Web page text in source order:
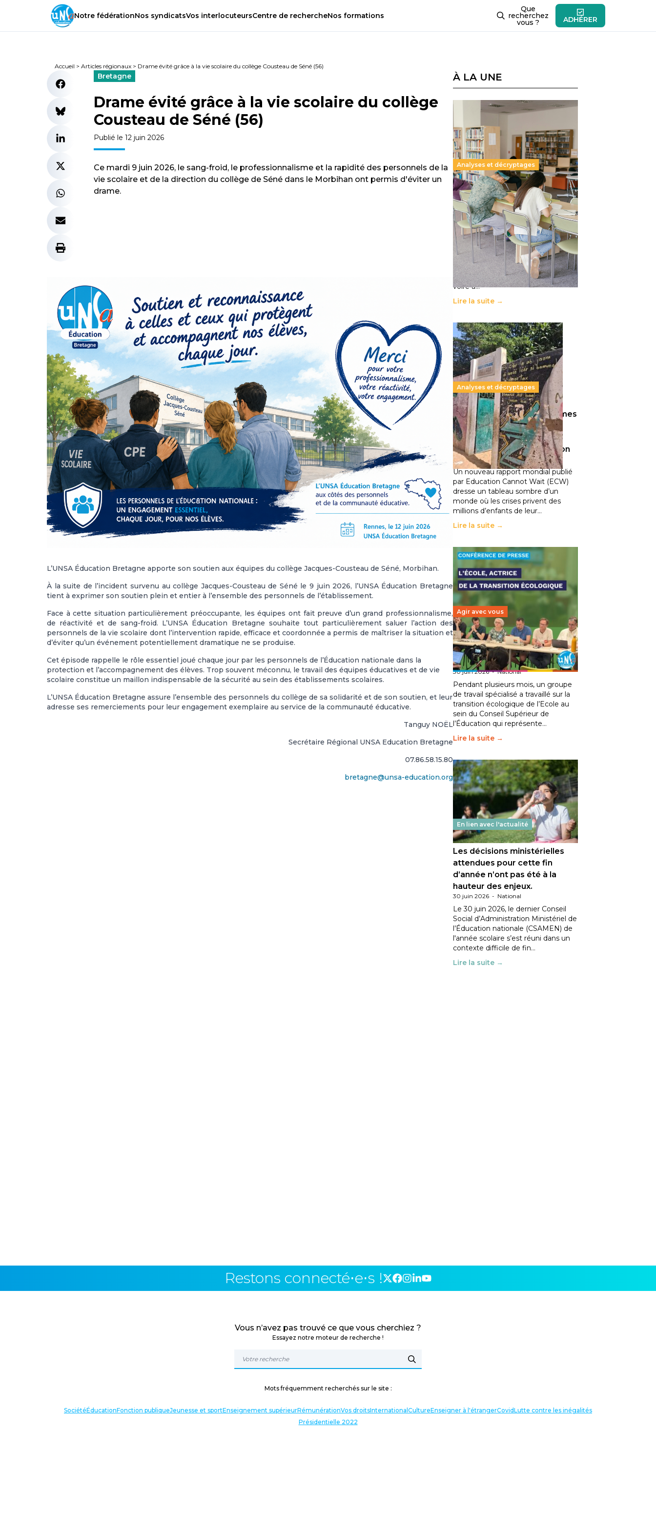
Notre fédérationNos syndicatsVos interlocuteursCentre de rechercheNos formations
Que
recherchez
vous ? ADHÉRER
Accueil > Articles régionaux > Drame évité grâce à la vie scolaire du collège Cousteau de Séné (56)
Bretagne
Drame évité grâce à la vie scolaire du collège
Cousteau de Séné (56)
Publié le 12 juin 2026
Ce mardi 9 juin 2026, le sang-froid, le professionnalisme et la rapidité des personnels de la
vie scolaire et de la direction du collège de Séné dans le Morbihan ont permis d'éviter un
drame.
L’UNSA Éducation Bretagne apporte son soutien aux équipes du collège Jacques-Cousteau de Séné, Morbihan.
À la suite de l’incident survenu au collège Jacques-Cousteau de Séné le 9 juin 2026, l’UNSA Éducation Bretagne
tient à exprimer son soutien plein et entier à l’ensemble des personnels de l’établissement.
Face à cette situation particulièrement préoccupante, les équipes ont fait preuve d’un grand professionnalisme,
de réactivité et de sang-froid. L’UNSA Éducation Bretagne souhaite tout particulièrement saluer l’action des
personnels de la vie scolaire dont l’intervention rapide, efficace et coordonnée a permis de maîtriser la situation et
d’éviter qu’un événement potentiellement dramatique ne se produise.
Cet épisode rappelle le rôle essentiel joué chaque jour par les personnels de l’Éducation nationale dans la
protection et l’accompagnement des élèves. Trop souvent méconnu, le travail des équipes éducatives et de vie
scolaire constitue un maillon indispensable de la sécurité au sein des établissements scolaires.
L’UNSA Éducation Bretagne assure l’ensemble des personnels du collège de sa solidarité et de son soutien, et leur
adresse ses remerciements pour leur engagement exemplaire au service de la communauté éducative.
Tanguy NOËL
Secrétaire Régional UNSA Education Bretagne
07.86.58.15.80
bretagne@unsa-education.org
À LA UNE
Analyses et décryptages
Supérieur privé : une dérive
qui met à mal la promesse
républicaine
11 juillet 2026- National
Le projet de loi sur la régulation de
l’enseignement supérieur privé met
en lumière l’amplification d’un
système qui relègue l’acte
pédagogique au superfétatoire,
voire à…
Lire la suite →
Analyses et décryptages
258 millions d’enfants victimes
de la guerre, des chocs
climatiques et des
déplacements de population
11 juillet 2026 -National
Un nouveau rapport mondial publié
par Education Cannot Wait (ECW)
dresse un tableau sombre d’un
monde où les crises privent des
millions d’enfants de leur…
Lire la suite →
Agir avec vous
Transition écologique de
l’éducation : l’UNSA Éducation
fait bouger les lignes
30 juin 2026-National
Pendant plusieurs mois, un groupe
de travail spécialisé a travaillé sur la
transition écologique de l’Ecole au
sein du Conseil Supérieur de
l’Éducation qui représente…
Lire la suite →
En lien avec l'actualité
Les décisions ministérielles
attendues pour cette fin
d’année n’ont pas été à la
hauteur des enjeux.
30 juin 2026 - National
Le 30 juin 2026, le dernier Conseil
Social d’Administration Ministériel de
l’Éducation nationale (CSAMEN) de
l'année scolaire s’est réuni dans un
contexte difficile de fin…
Lire la suite →
Restons connecté⋅e⋅s !
Vous n’avez pas trouvé ce que vous cherchiez ?
Essayez notre moteur de recherche !
Mots fréquemment recherchés sur le site :
SociétéÉducationFonction publiqueJeunesse et sportEnseignement supérieurRémunérationVos droitsInternational CultureEnseigner à l'étrangerCovidLutte contre les inégalités
Présidentielle 2022